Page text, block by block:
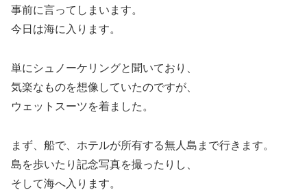
事前に言ってしまいます。
今日は海に入ります。
単にシュノーケリングと聞いており、
気楽なものを想像していたのですが、
ウェットスーツを着ました。
まず、船で、ホテルが所有する無人島まで行きます。
島を歩いたり記念写真を撮ったりし、
そして海へ入ります。